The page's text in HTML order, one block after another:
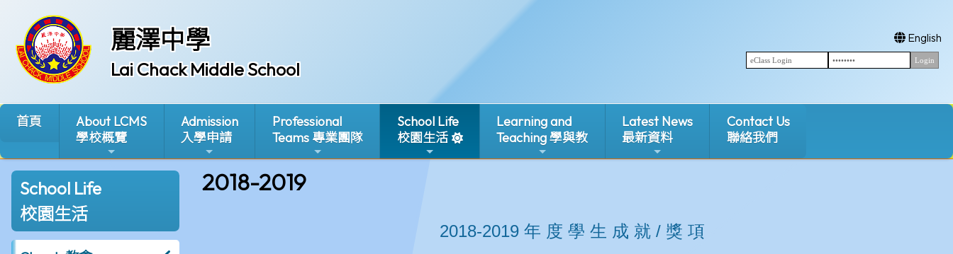
麗澤中學
Lai Chack Middle School
English
首頁
About LCMS
學校概覽
Admission
入學申請
Professional
Teams 專業團隊
School Life
校園生活
Learning and
Teaching 學與教
Latest News
最新資料
Contact Us
聯絡我們
School Life
校園生活
2018-2019